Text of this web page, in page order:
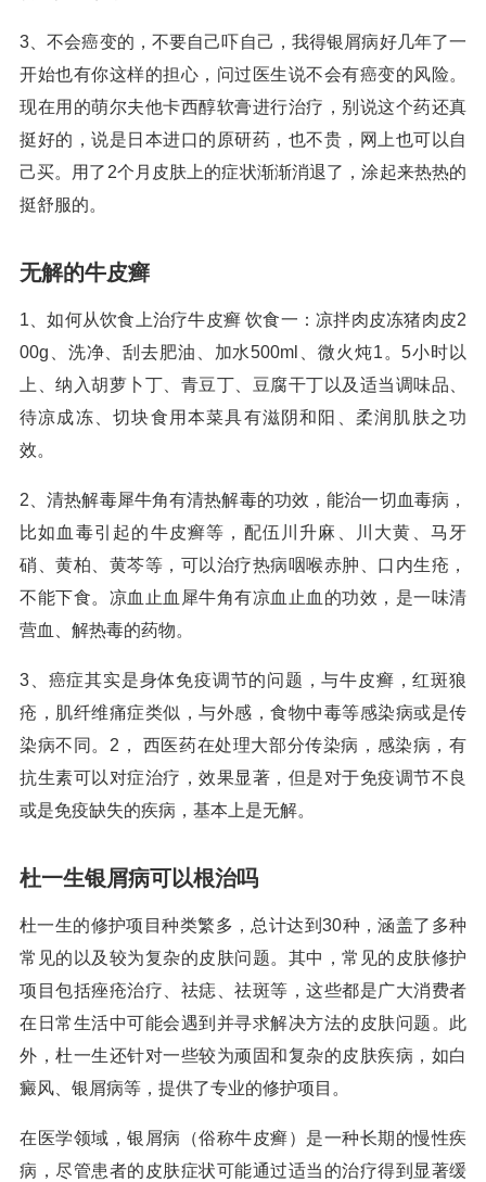
3、不会癌变的，不要自己吓自己，我得银屑病好几年了一
开始也有你这样的担心，问过医生说不会有癌变的风险。
现在用的萌尔夫他卡西醇软膏进行治疗，别说这个药还真
挺好的，说是日本进口的原研药，也不贵，网上也可以自
己买。用了2个月皮肤上的症状渐渐消退了，涂起来热热的
挺舒服的。
无解的牛皮癣
1、如何从饮食上治疗牛皮癣 饮食一：凉拌肉皮冻猪肉皮2
00g、洗净、刮去肥油、加水500ml、微火炖1。5小时以
上、纳入胡萝卜丁、青豆丁、豆腐干丁以及适当调味品、
待凉成冻、切块食用本菜具有滋阴和阳、柔润肌肤之功
效。
2、清热解毒犀牛角有清热解毒的功效，能治一切血毒病，
比如血毒引起的牛皮癣等，配伍川升麻、川大黄、马牙
硝、黄柏、黄芩等，可以治疗热病咽喉赤肿、口内生疮，
不能下食。凉血止血犀牛角有凉血止血的功效，是一味清
营血、解热毒的药物。
3、癌症其实是身体免疫调节的问题，与牛皮癣，红斑狼
疮，肌纤维痛症类似，与外感，食物中毒等感染病或是传
染病不同。2， 西医药在处理大部分传染病，感染病，有
抗生素可以对症治疗，效果显著，但是对于免疫调节不良
或是免疫缺失的疾病，基本上是无解。
杜一生银屑病可以根治吗
杜一生的修护项目种类繁多，总计达到30种，涵盖了多种
常见的以及较为复杂的皮肤问题。其中，常见的皮肤修护
项目包括痤疮治疗、祛痣、祛斑等，这些都是广大消费者
在日常生活中可能会遇到并寻求解决方法的皮肤问题。此
外，杜一生还针对一些较为顽固和复杂的皮肤疾病，如白
癜风、银屑病等，提供了专业的修护项目。
在医学领域，银屑病（俗称牛皮癣）是一种长期的慢性疾
病，尽管患者的皮肤症状可能通过适当的治疗得到显著缓